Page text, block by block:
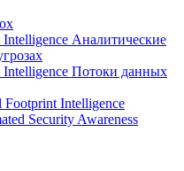
Intelligence Аналитические
Intelligence Потоки данных
Intelligence
Security Awareness